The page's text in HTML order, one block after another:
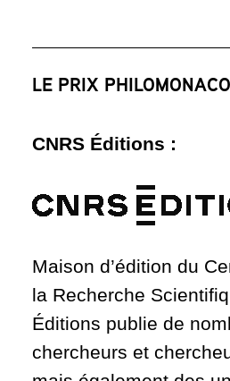
LE PRIX
CNRS Éditions :
Maison d’édition du
la Recherche
Éditions publie de
chercheurs et